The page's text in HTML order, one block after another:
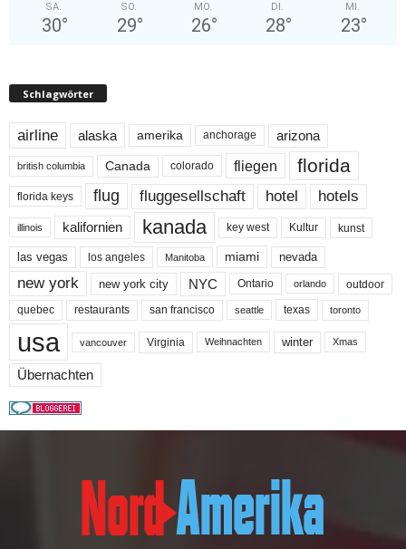
SA.
30°
SO.
29°
MO.
26°
DI.
28°
MI.
23°
Schlagwörter
airline alaska amerika anchorage arizona
british columbia Canada colorado fliegen florida
florida keys flug fluggesellschaft hotel hotels
illinois kalifornien kanada key west Kultur kunst
las vegas los angeles Manitoba miami nevada
new york new york city NYC Ontario orlando outdoor
quebec restaurants san francisco seattle texas toronto
usa vancouver Virginia Weihnachten winter Xmas
Übernachten